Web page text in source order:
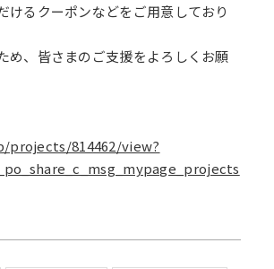
けるクーポンなどをご用意しており
め、皆さまのご支援をよろしくお願
814462/view?